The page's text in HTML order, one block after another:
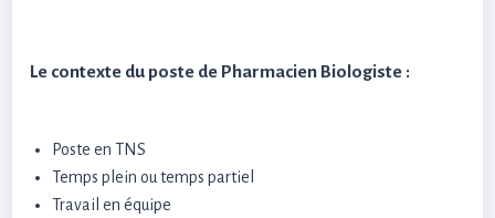
Le contexte du poste de Pharmacien Biologiste :
Poste en TNS
Temps plein ou temps partiel
Travail en équipe